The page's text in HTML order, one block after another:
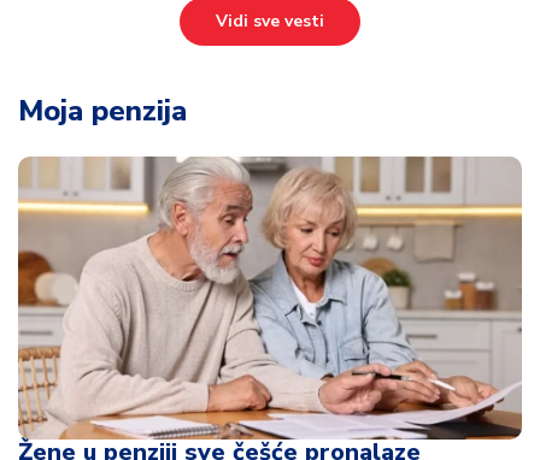
Vidi sve vesti
Moja penzija
Žene u penziji sve češće pronalaze